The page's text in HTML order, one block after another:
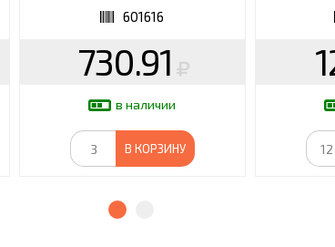
601616
730.91
в наличии
В КОРЗИНУ